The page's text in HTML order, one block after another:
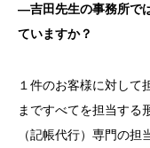
―吉田先生の事務所で
ていますか？
１件のお客様に対して
まですべてを担当する
（記帳代行）専門の